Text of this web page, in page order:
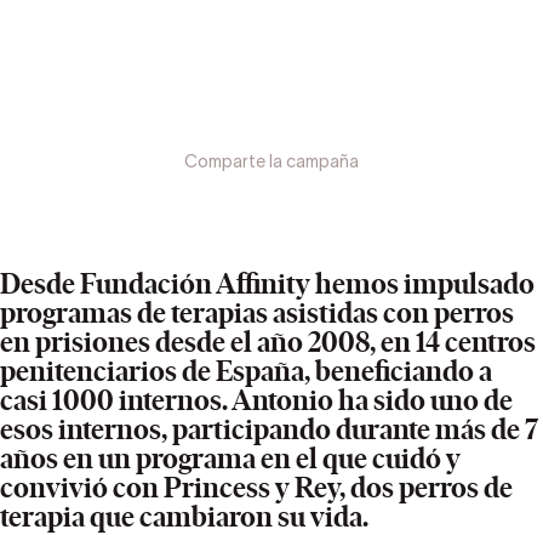
Comparte la campaña
Desde Fundación Affinity hemos impulsado
programas de terapias asistidas con perros
en prisiones desde el año 2008, en 14 centros
penitenciarios de España, beneficiando a
casi 1000 internos. Antonio ha sido uno de
esos internos, participando durante más de 7
años en un programa en el que cuidó y
convivió con Princess y Rey, dos perros de
terapia que cambiaron su vida.